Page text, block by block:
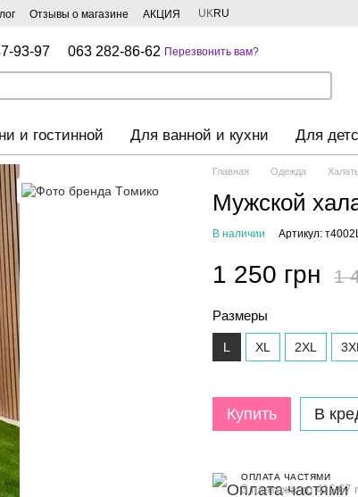
Отзывы о магазине АКЦИЯ UKRU
93-97 063 282-86-62 Перезвонить вам?
и гостинной Для ванной и кухни Для
Главная Одежда
Мужской
В наличии Артикул:
1 250 грн 1
Размеры
L XL 2XL 3XL
Купить В
ОПЛАТА ЧАСТЯМИ
3 платежа по 416.67